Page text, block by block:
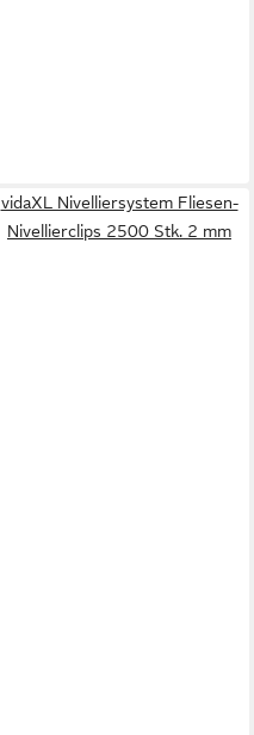
vidaXL Nivelliersystem Fliesen-
Nivellierclips 2500 Stk. 2 mm